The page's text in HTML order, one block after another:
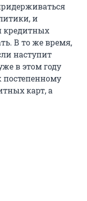
и
кредитных
В то же время,
наступит
в этом году
карт, а